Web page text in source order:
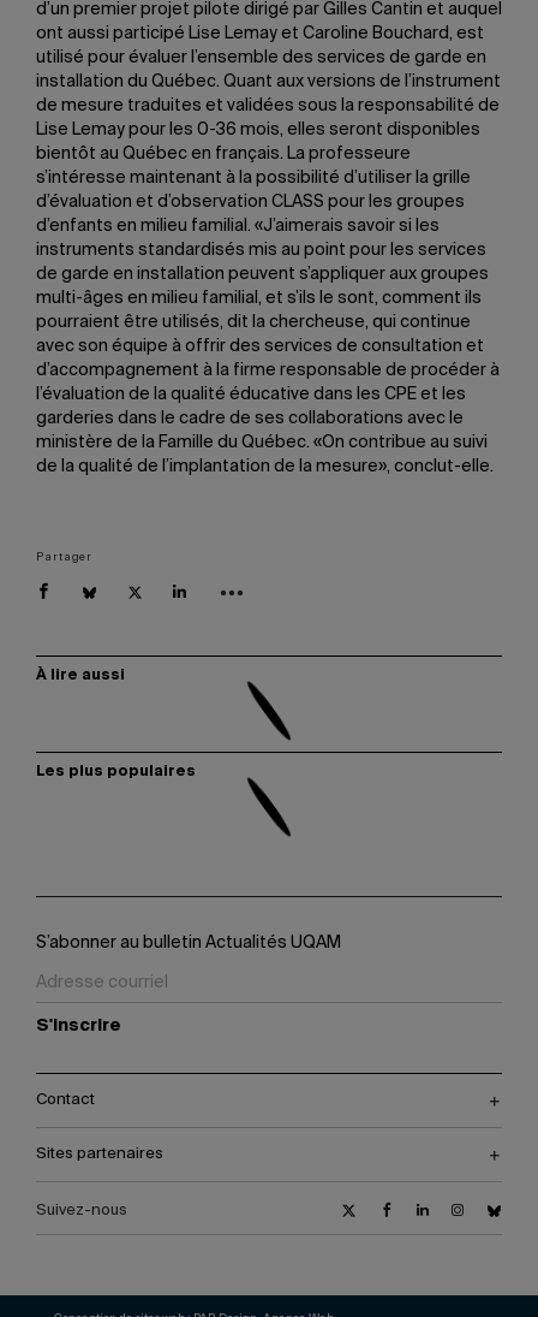
d’un premier projet pilote dirigé par Gilles Cantin et auquel
ont aussi participé Lise Lemay et Caroline Bouchard, est
utilisé pour évaluer l’ensemble des services de garde en
installation du Québec. Quant aux versions de l’instrument
de mesure traduites et validées sous la responsabilité de
Lise Lemay pour les 0-36 mois, elles seront disponibles
bientôt au Québec en français. La professeure
s’intéresse maintenant à la possibilité d’utiliser la grille
d’évaluation et d’observation CLASS pour les groupes
d’enfants en milieu familial. «J’aimerais savoir si les
instruments standardisés mis au point pour les services
de garde en installation peuvent s’appliquer aux groupes
multi-âges en milieu familial, et s’ils le sont, comment ils
pourraient être utilisés, dit la chercheuse, qui continue
avec son équipe à offrir des services de consultation et
d’accompagnement à la firme responsable de procéder à
l’évaluation de la qualité éducative dans les CPE et les
garderies dans le cadre de ses collaborations avec le
ministère de la Famille du Québec. «On contribue au suivi
de la qualité de l’implantation de la mesure», conclut-elle.
Partager
À lire aussi
Les plus populaires
S’abonner au bulletin Actualités UQAM
S'inscrire
Contact
Sites partenaires
Suivez-nous